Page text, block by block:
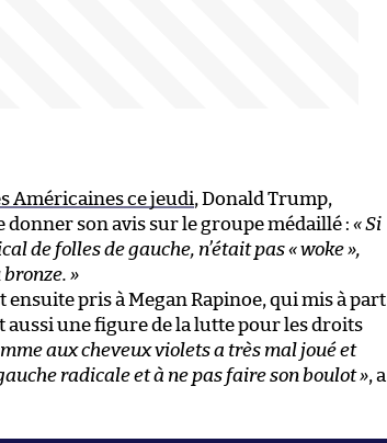
Américaines ce jeudi, Donald Trump,
son avis sur le groupe médaillé : « Si
de folles de gauche, n’était pas « woke »,
»
ensuite pris à Megan Rapinoe, qui mis à part
aussi une figure de la lutte pour les droits
aux cheveux violets a très mal joué et
radicale et à ne pas faire son boulot », a